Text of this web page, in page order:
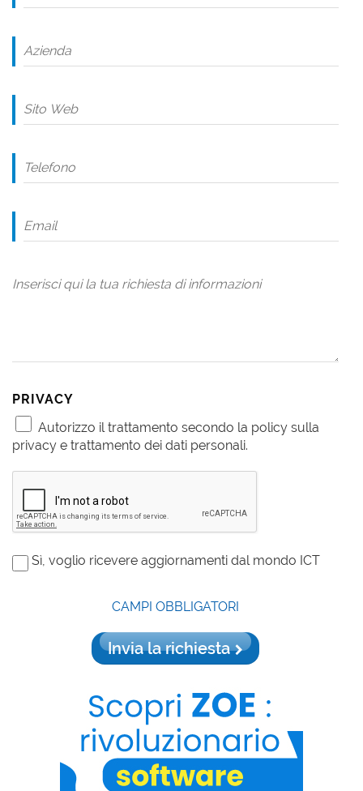
PRIVACY
Autorizzo il trattamento secondo la policy sulla
privacy e trattamento dei dati personali.
Sì, voglio ricevere aggiornamenti dal mondo ICT
CAMPI OBBLIGATORI
Invia la richiesta